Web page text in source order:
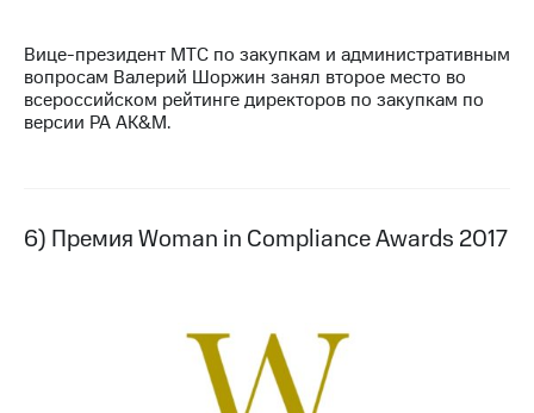
Вице-президент МТС по закупкам и административным
вопросам Валерий Шоржин занял второе место во
всероссийском рейтинге директоров по закупкам по
версии РА AK&M.
6) Премия Woman in Compliance Awards 2017